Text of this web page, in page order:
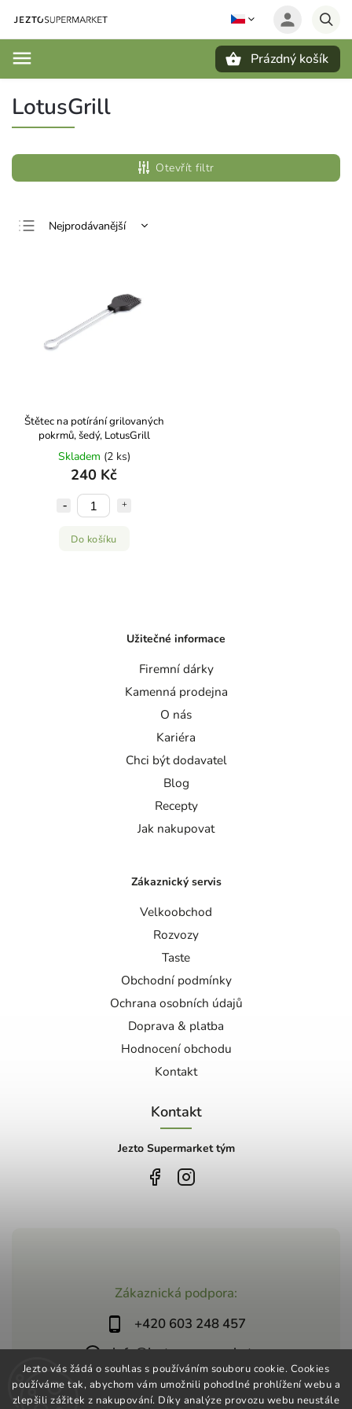
Jezto vás žádá o souhlas s používáním souboru cookie. Cookies
používáme tak, abychom vám umožnili pohodlné prohlížení webu a
zlepšili zážitek z nakupování. Díky analýze provozu webu neustále
Prázdný košík
LotusGrill
Otevřít filtr
Nejprodávanější
Štětec na potírání grilovaných
pokrmů, šedý, LotusGrill
Skladem (2 ks)
240 Kč
Do košíku
Zákaznická podpora:
+420 603 248 457
info@jeztosupermarket.cz
Užitečné informace
Firemní dárky
Kamenná prodejna
O nás
Kariéra
Chci být dodavatel
Blog
Recepty
Jak nakupovat
Zákaznický servis
Velkoobchod
Rozvozy
Taste
Obchodní podmínky
Ochrana osobních údajů
Doprava & platba
Hodnocení obchodu
Kontakt
Kontakt
Jezto Supermarket tým